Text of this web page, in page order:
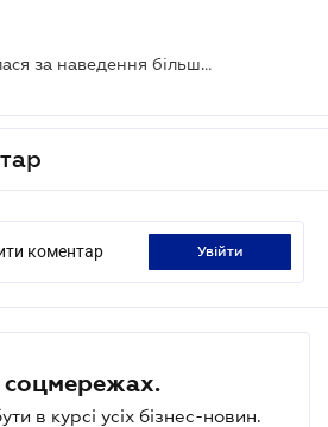
Нацкомфінпослуг взялася за наведення більшого ладу на ринку автоцивілки
коментар увійти
соцмережах.
в курсі усіх бізнес-новин.